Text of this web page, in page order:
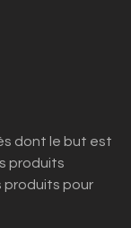
dont le but est
produits
produits pour